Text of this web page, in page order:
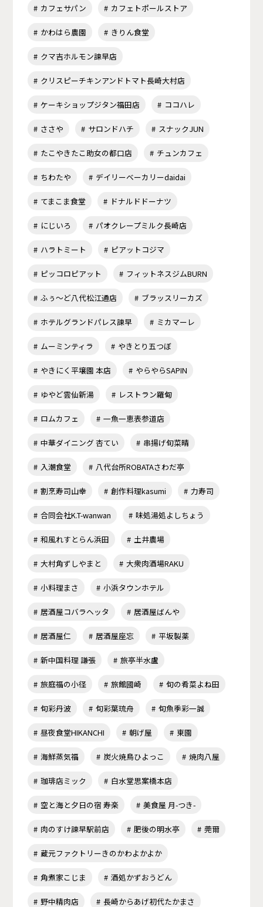
カフェサパン カフェトポールストア
かわはら農園 きりん食堂
クマ吉ホルモン諫早店
クリスピーチキンアンドトマト長崎大村店
ケーキショップジタン福田店 ココハレ
ささや サロンドハチ スナックJUN
たこやきたこ助女の都口店 チュンカフェ
ちわたや デイリーベーカリーdaidai
てまこま食堂 ドナルドドーナツ
にじいろ パオクレープミルク長崎店
ハラトミート ピアットコジマ
ピッコロピアット フィットネスジムBURN
ふぅ～ど八代松江通店 ブラッスリーカズ
ホテルグランドパレス諫早 ミカマーレ
ムーミンティラ やきとり五つぼ
やきにく平壌園 本店 やらやらSAPIN
ゆやど雲仙新湯 レストラン羅甸
ロムカフェ 一魚一恵表参道店
中華ダイニング 杏てい 串揚げ旬菜晴
入潮食堂 八代台所ROBATAさわだ亭
割烹寿司山幸 創作料理kasumi 力寿司
合同会社K.T-wanwan 味処湯処よしちょう
和風れすとらん浜田 土井農場
大村角ずしやまと 大衆肉酒場RAKU
小料理まさ 小浜タウンホテル
居酒屋コバラヘッタ 居酒屋ばんや
居酒屋仁 居酒屋座忘 平坂製薬
新中国料理 謙張 旅亭半水盧
旅庭福の小径 旅館國崎 旬の肴菜よね田
旬彩丹波 旬彩葉琉舟 旬魚季彩一誠
昼夜食堂HIKANCHI 朝げ屋 東園
海鮮蒸気福 炭火焼鳥ひよっこ 焼肉八屋
珈琲店ミック 白水堂思案橋本店
空と海と夕日の宿 寿楽 美食屋 月-つき-
肉のすけ諫早駅前店 肥後の明水亭 莞爾
蔵元ファクトリーきのかわよかよか
角煮家こじま 酒処かずおうどん
野中精肉店 長崎からあげ初代たかまさ